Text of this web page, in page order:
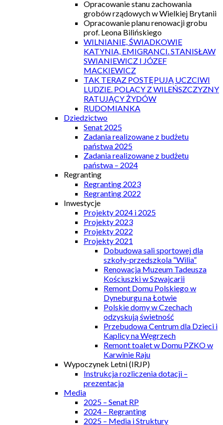
Opracowanie stanu zachowania
grobów rządowych w Wielkiej Brytanii
Opracowanie planu renowacji grobu
prof. Leona Bilińskiego
WILNIANIE, ŚWIADKOWIE
KATYNIA, EMIGRANCI. STANISŁAW
SWIANIEWICZ I JÓZEF
MACKIEWICZ
TAK TERAZ POSTĘPUJĄ UCZCIWI
LUDZIE. POLACY Z WILEŃSZCZYZNY
RATUJĄCY ŻYDÓW
RUDOMIANKA
Dziedzictwo
Senat 2025
Zadania realizowane z budżetu
państwa 2025
Zadania realizowane z budżetu
państwa – 2024
Regranting
Regranting 2023
Regranting 2022
Inwestycje
Projekty 2024 i 2025
Projekty 2023
Projekty 2022
Projekty 2021
Dobudowa sali sportowej dla
szkoły-przedszkola “Wilia”
Renowacja Muzeum Tadeusza
Kościuszki w Szwajcarii
Remont Domu Polskiego w
Dyneburgu na Łotwie
Polskie domy w Czechach
odzyskują świetność
Przebudowa Centrum dla Dzieci i
Kaplicy na Węgrzech
Remont toalet w Domu PZKO w
Karwinie Raju
Wypoczynek Letni (IRJP)
Instrukcja rozliczenia dotacji –
prezentacja
Media
2025 – Senat RP
2024 – Regranting
2025 – Media i Struktury